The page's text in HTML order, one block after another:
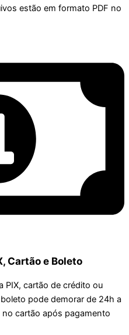
estão em formato PDF no
Cartão e Boleto
PIX, cartão de crédito ou
pode demorar de 24h a
no cartão após pagamento